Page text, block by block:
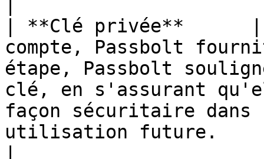
| **Clé privée**      |
compte, Passbolt
étape, Passbolt
clé, en s'assurant
façon sécuritaire
utilisation future.